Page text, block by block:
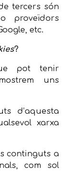
tercers són
proveïdors
etc.
?
pot tenir
uns
d’aquesta
xarxa
continguts a
com sol